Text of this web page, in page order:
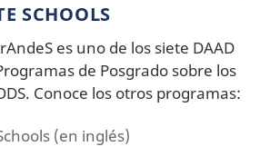
SCHOOLS
es uno de los siete DAAD
de Posgrado sobre los
Conoce los otros programas:
(en inglés)